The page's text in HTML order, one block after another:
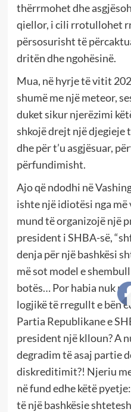
thërrmohet dhe
qiellor, i cili rrotullohet
përsosurisht të
dritën dhe ngohësinë.
Mua, në hyrje të vitit
shumë me një meteor,
duket sikur njerëzimi
shkojë drejt një djegieje
dhe për t’u asgjësuar,
përfundimisht.
Ajo që ndodhi në
ishte një idiotësi nga
mund të organizojë një
president i SHBA-së,
denja për një bashkësi
më sot model e
botës… Por habia nuk
logjikë të rregullt e bën
Partia Republikane e
president një klloun? A
degradim të asaj partie
diskreditimit?! Njeriu
në fund edhe këtë
të një bashkësie